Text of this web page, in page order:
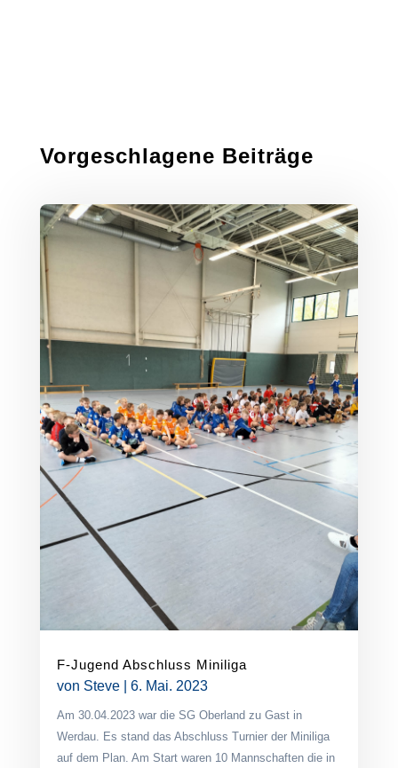
Vorgeschlagene Beiträge
F-Jugend Abschluss Miniliga
von Steve| 6. Mai. 2023
Am 30.04.2023 war die SG Oberland zu Gast in
Werdau. Es stand das Abschluss Turnier der Miniliga
auf dem Plan. Am Start waren 10 Mannschaften die in